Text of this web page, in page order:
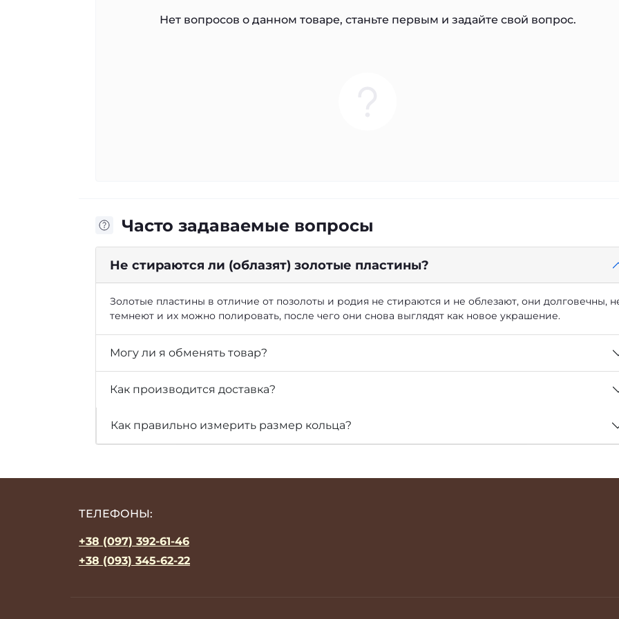
Нет вопросов о данном товаре, станьте первым и задайте свой вопрос.
Часто задаваемые вопросы
Не стираются ли (облазят) золотые пластины?
Золотые пластины в отличие от позолоты и родия не стираются и не облезают, они долговечны,
темнеют и их можно полировать, после чего они снова выглядят как новое украшение.
Могу ли я обменять товар?
Как производится доставка?
Как правильно измерить размер кольца?
ТЕЛЕФОНЫ:
+38 (097) 392-61-46
+38 (093) 345-62-22